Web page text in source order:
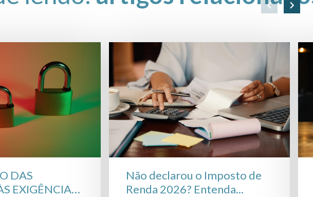
DAS
EXIGÊNCIAS
Não declarou o Imposto de
Renda 2026? Entenda...